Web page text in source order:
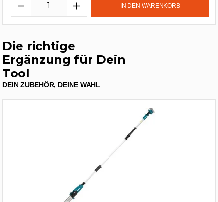
IN DEN WARENKORB
Die richtige
Ergänzung für Dein
Tool
DEIN ZUBEHÖR, DEINE WAHL